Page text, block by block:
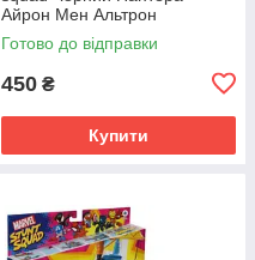
Айрон Мен Альтрон
Готово до відправки
450 ₴
Купити